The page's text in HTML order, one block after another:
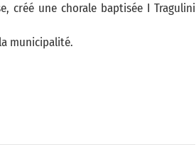
créé une chorale baptisée I Tragulini
municipalité.